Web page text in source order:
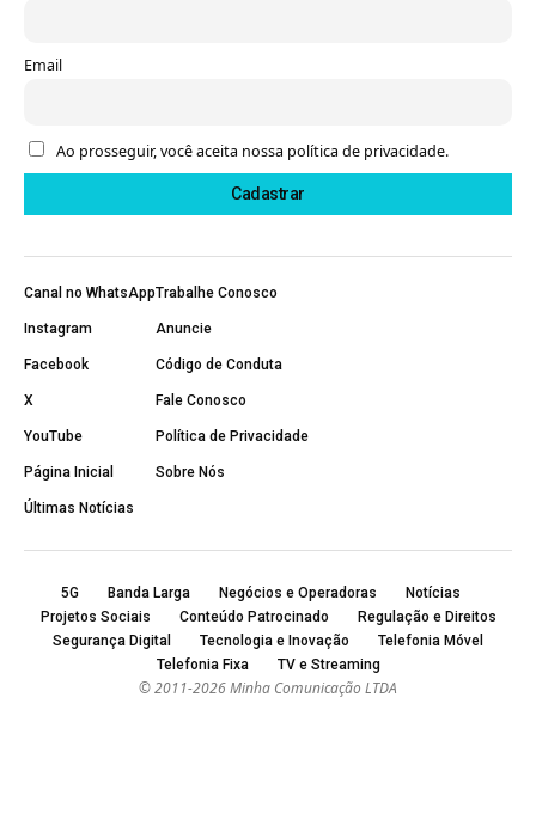
Email
Ao prosseguir, você aceita nossa política de privacidade.
Canal no WhatsApp
Instagram
Facebook
X
YouTube
Página Inicial
Últimas Notícias
Trabalhe Conosco
Anuncie
Código de Conduta
Fale Conosco
Política de Privacidade
Sobre Nós
5G Banda Larga Negócios e Operadoras
Notícias
Projetos Sociais
Conteúdo Patrocinado
Regulação e Direitos
Segurança Digital
Tecnologia e Inovação
Telefonia Móvel
Telefonia Fixa
TV e Streaming
© 2011-2026 Minha Comunicação LTDA